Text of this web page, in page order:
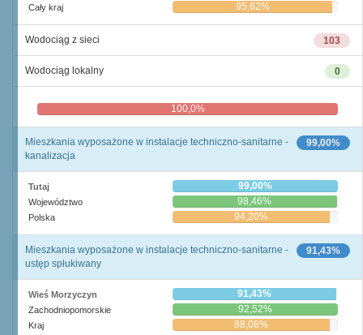
Cały kraj 95,62%
103
Wodociąg z sieci
0
Wodociąg lokalny
100,0%
99,00%
Mieszkania wyposażone w instalacje techniczno-sanitarne -
kanalizacja
Tutaj 99,00%
Województwo 98,46%
Polska 94,20%
91,43%
Mieszkania wyposażone w instalacje techniczno-sanitarne -
ustęp spłukiwany
Wieś Morzyczyn 91,43%
Zachodniopomorskie 92,52%
Kraj 88,08%